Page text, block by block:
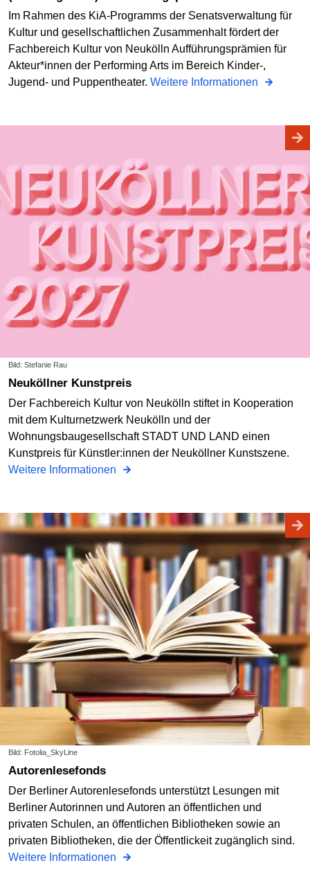
Im Rahmen des KiA-Programms der Senatsverwaltung für
Kultur und gesellschaftlichen Zusammenhalt fördert der
Fachbereich Kultur von Neukölln Aufführungsprämien für
Akteur*innen der Performing Arts im Bereich Kinder-,
Jugend- und Puppentheater. Weitere Informationen
Bild: Stefanie Rau
Neuköllner Kunstpreis
Der Fachbereich Kultur von Neukölln stiftet in Kooperation
mit dem Kulturnetzwerk Neukölln und der
Wohnungsbaugesellschaft STADT UND LAND einen
Kunstpreis für Künstler:innen der Neuköllner Kunstszene.
Weitere Informationen
Bild: Fotolia_SkyLine
Autorenlesefonds
Der Berliner Autorenlesefonds unterstützt Lesungen mit
Berliner Autorinnen und Autoren an öffentlichen und
privaten Schulen, an öffentlichen Bibliotheken sowie an
privaten Bibliotheken, die der Öffentlickeit zugänglich sind.
Weitere Informationen